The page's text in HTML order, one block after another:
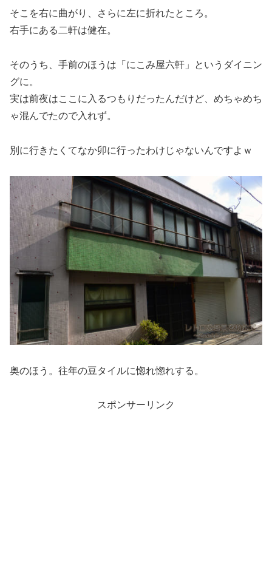
そこを右に曲がり、さらに左に折れたところ。
右手にある二軒は健在。
そのうち、手前のほうは「にこみ屋六軒」というダイニン
グに。
実は前夜はここに入るつもりだったんだけど、めちゃめち
ゃ混んでたので入れず。
別に行きたくてなか卯に行ったわけじゃないんですよｗ
奥のほう。往年の豆タイルに惚れ惚れする。
スポンサーリンク